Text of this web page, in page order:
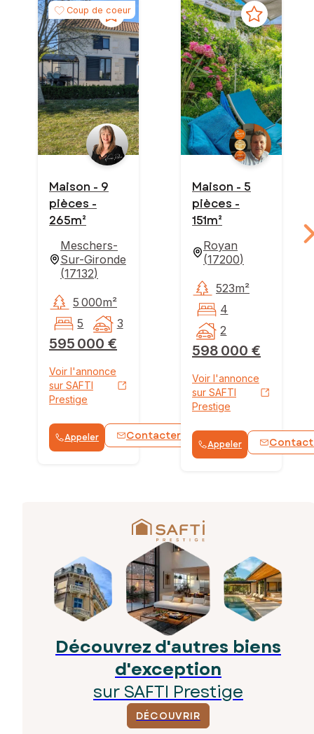
Coup de coeur
Maison - 9
pièces -
265m²
Meschers-
Sur-Gironde
(17132)
595 000 €
5 000m²
5
3
Voir l'annonce
sur SAFTI
Prestige
Appeler Contacter WhatsApp
Maison - 5
pièces -
151m²
Royan
(17200)
598 000 €
523m²
4
2
Voir l'annonce
sur SAFTI
Prestige
Appeler
Découvrez d'autres biens
d'exception
sur SAFTI Prestige
DÉCOUVRIR